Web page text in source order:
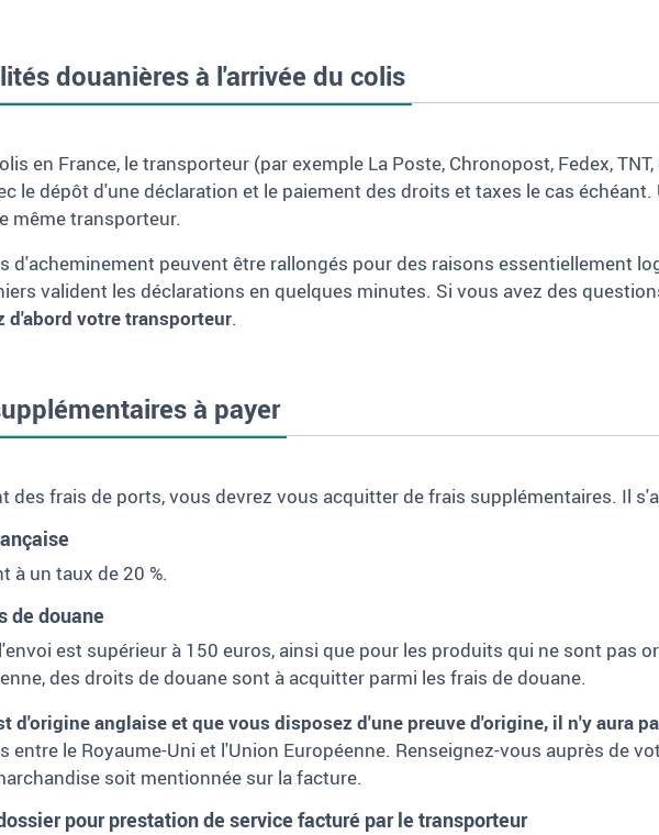
douanières à l'arrivée du colis
en France, le transporteur (par exemple La Poste, Chronopost, Fedex,
le dépôt d'une déclaration et le paiement des droits et taxes le cas
même transporteur.
d'acheminement peuvent être rallongés pour des raisons essentiellement
valident les déclarations en quelques minutes. Si vous avez des
d'abord votre transporteur.
à payer
des frais de ports, vous devrez vous acquitter de frais supplémentaires. Il
à un taux de 20 %.
de douane
est supérieur à 150 euros, ainsi que pour les produits qui ne sont pas
des droits de douane sont à acquitter parmi les frais de douane.
d'origine anglaise et que vous disposez d'une preuve d'origine, il n'y aura
entre le Royaume-Uni et l'Union Européenne. Renseignez-vous auprès de
soit mentionnée sur la facture.
pour prestation de service facturé par le transporteur